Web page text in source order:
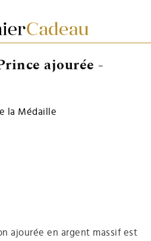
ajourée -
la Médaille
ajourée en argent massif est